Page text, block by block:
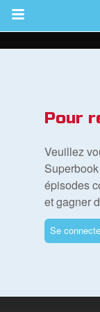
Pour
Veuillez
épisodes
et gagner
Se